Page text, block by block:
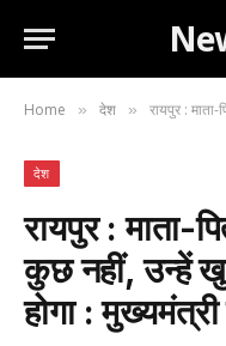
Home » देश » रायपुर : माता-पिता
देश
रायपुर : माता-
कुछ नहीं, उन्हें
होगा :